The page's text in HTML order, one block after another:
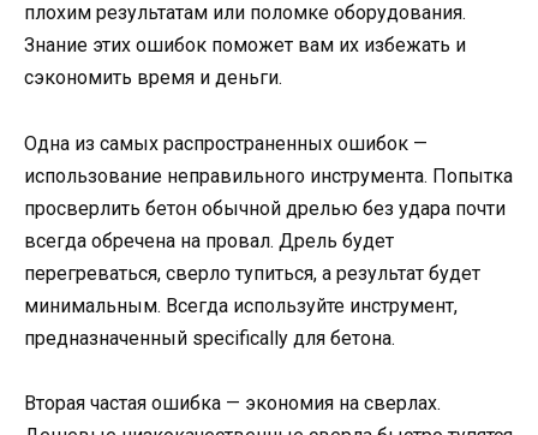
плохим результатам или поломке оборудования.
Знание этих ошибок поможет вам их избежать и
сэкономить время и деньги.
Одна из самых распространенных ошибок —
использование неправильного инструмента. Попытка
просверлить бетон обычной дрелью без удара почти
всегда обречена на провал. Дрель будет
перегреваться, сверло тупиться, а результат будет
минимальным. Всегда используйте инструмент,
предназначенный specifically для бетона.
Вторая частая ошибка — экономия на сверлах.